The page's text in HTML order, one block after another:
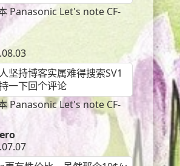
Panasonic Let's note CF-
坚持博客实属难得搜索SV1
一下回个评论
Panasonic Let's note CF-